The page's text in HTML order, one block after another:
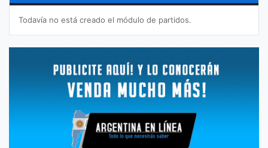
Todavía no está creado el módulo de partidos.